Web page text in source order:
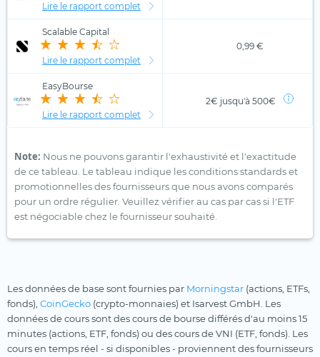
Lire le rapport complet
Scalable Capital
Lire le rapport complet
0,99 €
EasyBourse
Lire le rapport complet
2€ jusqu'à 500€
Note: Nous ne pouvons garantir l'exhaustivité et l'exactitude
de ce tableau. Le tableau indique les conditions standards et
promotionnelles des fournisseurs que nous avons comparés
pour un ordre régulier. Veuillez vérifier au cas par cas si l'ETF
est négociable chez le fournisseur souhaité.
Les données de base sont fournies par Morningstar (actions, ETFs,
fonds), CoinGecko (crypto-monnaies) et Isarvest GmbH. Les
données de cours sont des cours de bourse différés d'au moins 15
minutes (actions, ETF, fonds) ou des cours de VNI (ETF, fonds). Les
cours en temps réel - si disponibles - proviennent des fournisseurs